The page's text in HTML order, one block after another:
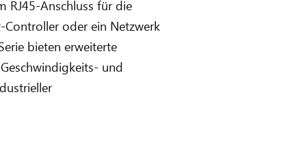
RJ45-Anschluss für die
oder ein Netzwerk
bieten erweiterte
und